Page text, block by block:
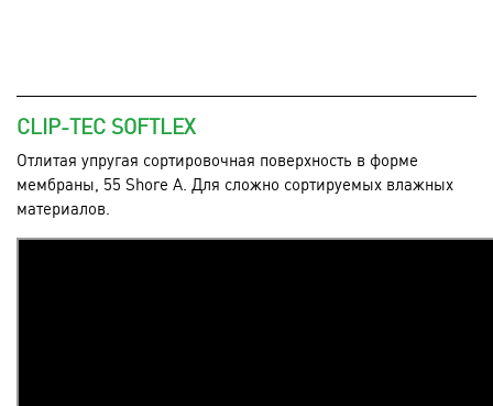
CLIP-TEC SOFTLEX
Отлитая упругая сортировочная поверхность в форме
мембраны, 55 Shore A. Для сложно сортируемых влажных
материалов.